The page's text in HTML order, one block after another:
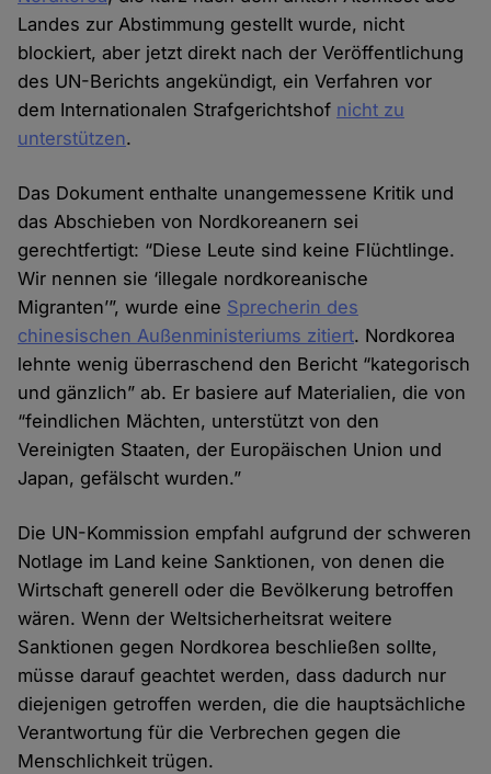
Landes zur Abstimmung gestellt wurde, nicht
blockiert, aber jetzt direkt nach der Veröffentlichung
des UN-Berichts angekündigt, ein Verfahren vor
dem Internationalen Strafgerichtshof nicht zu
unterstützen.
Das Dokument enthalte unangemessene Kritik und
das Abschieben von Nordkoreanern sei
gerechtfertigt: “Diese Leute sind keine Flüchtlinge.
Wir nennen sie ‘illegale nordkoreanische
Migranten’”, wurde eine Sprecherin des
chinesischen Außenministeriums zitiert. Nordkorea
lehnte wenig überraschend den Bericht “kategorisch
und gänzlich” ab. Er basiere auf Materialien, die von
“feindlichen Mächten, unterstützt von den
Vereinigten Staaten, der Europäischen Union und
Japan, gefälscht wurden.”
Die UN-Kommission empfahl aufgrund der schweren
Notlage im Land keine Sanktionen, von denen die
Wirtschaft generell oder die Bevölkerung betroffen
wären. Wenn der Weltsicherheitsrat weitere
Sanktionen gegen Nordkorea beschließen sollte,
müsse darauf geachtet werden, dass dadurch nur
diejenigen getroffen werden, die die hauptsächliche
Verantwortung für die Verbrechen gegen die
Menschlichkeit trügen.